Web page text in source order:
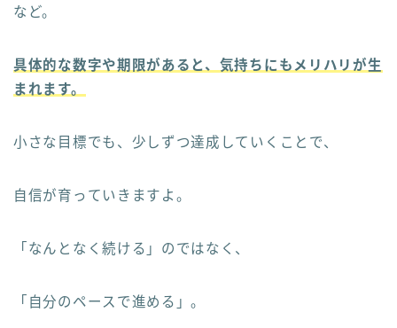
など。
具体的な数字や期限があると、気持ちにもメリハリが生
まれます。
小さな目標でも、少しずつ達成していくことで、
自信が育っていきますよ。
「なんとなく続ける」のではなく、
「自分のペースで進める」。